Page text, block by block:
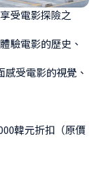
受電影探險之
驗電影的歷史、
受電影的視覺、
韓元折扣（原價